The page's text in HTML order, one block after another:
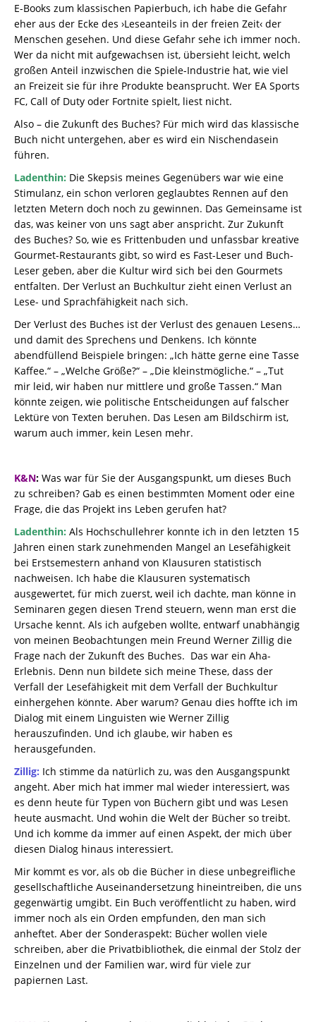
E-Books zum klassischen Papierbuch, ich habe die Gefahr
eher aus der Ecke des ›Leseanteils in der freien Zeit‹ der
Menschen gesehen. Und diese Gefahr sehe ich immer noch.
Wer da nicht mit aufgewachsen ist, übersieht leicht, welch
großen Anteil inzwischen die Spiele-Industrie hat, wie viel
an Freizeit sie für ihre Produkte beansprucht. Wer EA Sports
FC, Call of Duty oder Fortnite spielt, liest nicht.
Also – die Zukunft des Buches? Für mich wird das klassische
Buch nicht untergehen, aber es wird ein Nischendasein
führen.
Ladenthin: Die Skepsis meines Gegenübers war wie eine
Stimulanz, ein schon verloren geglaubtes Rennen auf den
letzten Metern doch noch zu gewinnen. Das Gemeinsame ist
das, was keiner von uns sagt aber anspricht. Zur Zukunft
des Buches? So, wie es Frittenbuden und unfassbar kreative
Gourmet-Restaurants gibt, so wird es Fast-Leser und Buch-
Leser geben, aber die Kultur wird sich bei den Gourmets
entfalten. Der Verlust an Buchkultur zieht einen Verlust an
Lese- und Sprachfähigkeit nach sich.
Der Verlust des Buches ist der Verlust des genauen Lesens…
und damit des Sprechens und Denkens. Ich könnte
abendfüllend Beispiele bringen: „Ich hätte gerne eine Tasse
Kaffee.“ – „Welche Größe?“ – „Die kleinstmögliche.“ – „Tut
mir leid, wir haben nur mittlere und große Tassen.“ Man
könnte zeigen, wie politische Entscheidungen auf falscher
Lektüre von Texten beruhen. Das Lesen am Bildschirm ist,
warum auch immer, kein Lesen mehr.
K&N: Was war für Sie der Ausgangspunkt, um dieses Buch
zu schreiben? Gab es einen bestimmten Moment oder eine
Frage, die das Projekt ins Leben gerufen hat?
Ladenthin: Als Hochschullehrer konnte ich in den letzten 15
Jahren einen stark zunehmenden Mangel an Lesefähigkeit
bei Erstsemestern anhand von Klausuren statistisch
nachweisen. Ich habe die Klausuren systematisch
ausgewertet, für mich zuerst, weil ich dachte, man könne in
Seminaren gegen diesen Trend steuern, wenn man erst die
Ursache kennt. Als ich aufgeben wollte, entwarf unabhängig
von meinen Beobachtungen mein Freund Werner Zillig die
Frage nach der Zukunft des Buches. Das war ein Aha-
Erlebnis. Denn nun bildete sich meine These, dass der
Verfall der Lesefähigkeit mit dem Verfall der Buchkultur
einhergehen könnte. Aber warum? Genau dies hoffte ich im
Dialog mit einem Linguisten wie Werner Zillig
herauszufinden. Und ich glaube, wir haben es
herausgefunden.
Zillig: Ich stimme da natürlich zu, was den Ausgangspunkt
angeht. Aber mich hat immer mal wieder interessiert, was
es denn heute für Typen von Büchern gibt und was Lesen
heute ausmacht. Und wohin die Welt der Bücher so treibt.
Und ich komme da immer auf einen Aspekt, der mich über
diesen Dialog hinaus interessiert.
Mir kommt es vor, als ob die Bücher in diese unbegreifliche
gesellschaftliche Auseinandersetzung hineintreiben, die uns
gegenwärtig umgibt. Ein Buch veröffentlicht zu haben, wird
immer noch als ein Orden empfunden, den man sich
anheftet. Aber der Sonderaspekt: Bücher wollen viele
schreiben, aber die Privatbibliothek, die einmal der Stolz der
Einzelnen und der Familien war, wird für viele zur
papiernen Last.